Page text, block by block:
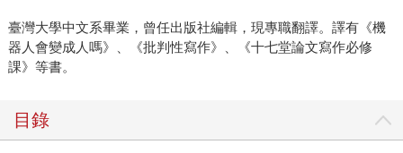
臺灣大學中文系畢業，曾任出版社編輯，現專職翻譯。譯有《機
器人會變成人嗎》、《批判性寫作》、《十七堂論文寫作必修
課》等書。
目錄